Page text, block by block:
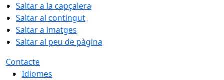
Saltar a la capçalera
Saltar al contingut
Saltar a imatges
Saltar al peu de pàgina
Contacte
Idiomes